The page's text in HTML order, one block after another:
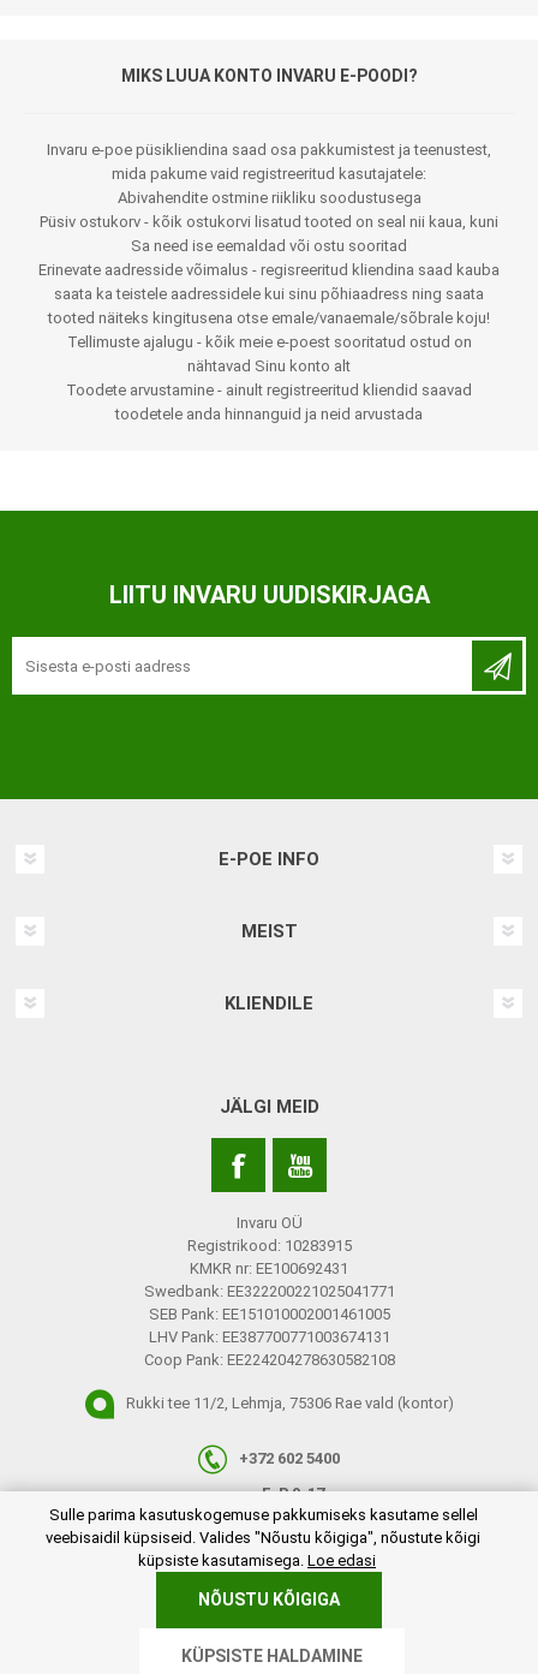
MIKS LUUA KONTO INVARU E-POODI?
Invaru e-poe püsikliendina saad osa pakkumistest ja teenustest,
mida pakume vaid registreeritud kasutajatele:
Abivahendite ostmine riikliku soodustusega
Püsiv ostukorv - kõik ostukorvi lisatud tooted on seal nii kaua, kuni
Sa need ise eemaldad või ostu sooritad
Erinevate aadresside võimalus - regisreeritud kliendina saad kauba
saata ka teistele aadressidele kui sinu põhiaadress ning saata
tooted näiteks kingitusena otse emale/vanaemale/sõbrale koju!
Tellimuste ajalugu - kõik meie e-poest sooritatud ostud on
nähtavad Sinu konto alt
Toodete arvustamine - ainult registreeritud kliendid saavad
toodetele anda hinnanguid ja neid arvustada
LIITU INVARU UUDISKIRJAGA
E-POE INFO
MEIST
KLIENDILE
JÄLGI MEID
Invaru OÜ
Registrikood: 10283915
KMKR nr: EE100692431
Swedbank: EE322200221025041771
SEB Pank: EE151010002001461005
LHV Pank: EE387700771003674131
Coop Pank: EE224204278630582108
Rukki tee 11/2, Lehmja, 75306 Rae vald (kontor)
+372 602 5400
E-R 9-17
info@invaru.ee
Powered bynopCommerce
Sulle parima kasutuskogemuse pakkumiseks kasutame sellel
veebisaidil küpsiseid. Valides "Nõustu kõigiga", nõustute kõigi
küpsiste kasutamisega. Loe edasi
NÕUSTU KÕIGIGA
KÜPSISTE HALDAMINE